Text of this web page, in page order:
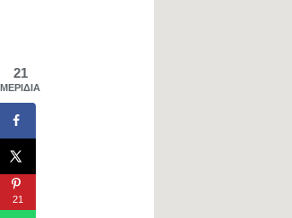
21
ΜΕΡΊΔΙΑ
21